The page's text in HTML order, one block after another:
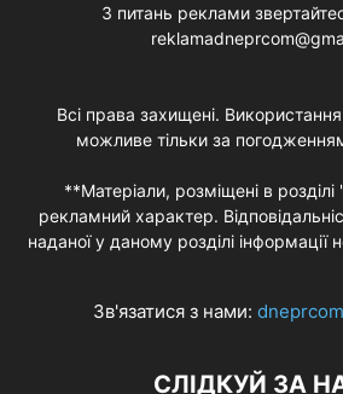
З питань реклами
Всі права захищені. Використання
можливе тільки за
**Матеріали, розміщені в
рекламний характер.
наданої у даному розділі
Зв'язатися з нами:
СЛІДКУЙ ЗА